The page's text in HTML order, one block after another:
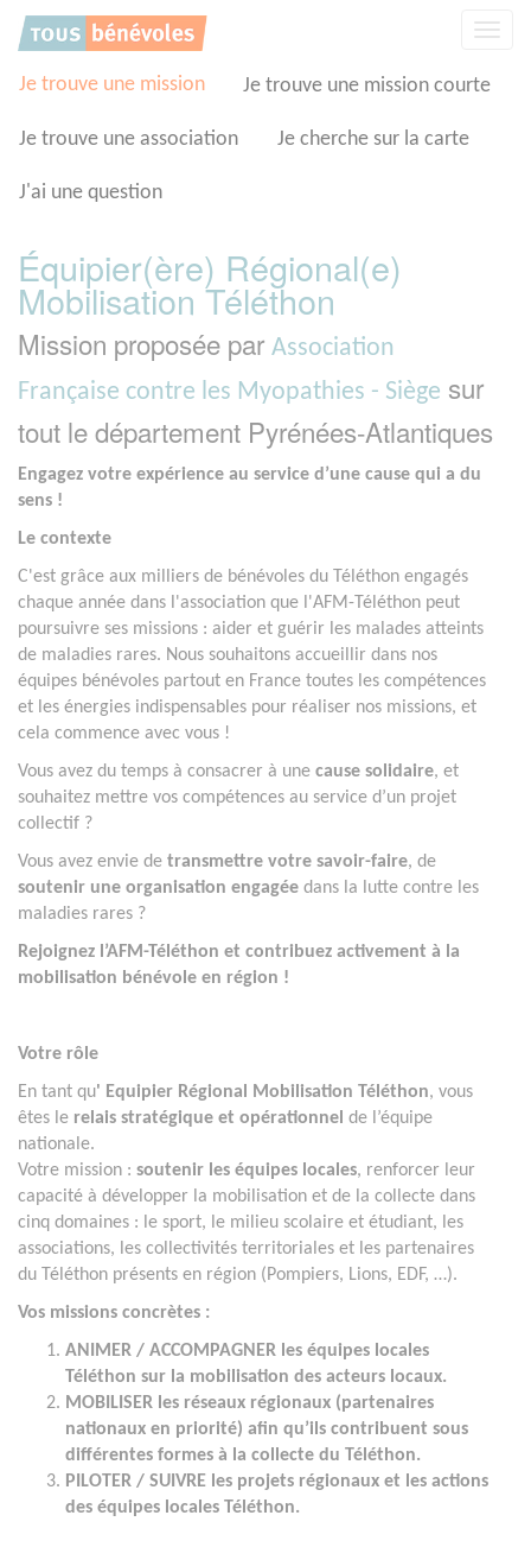
Je trouve une mission Je trouve une mission courte
Je trouve une association Je cherche sur la carte
J'ai une question
Équipier(ère) Régional(e)
Mobilisation Téléthon
Mission proposée par Association
Française contre les Myopathies - Siège sur
tout le département Pyrénées-Atlantiques
Engagez votre expérience au service d’une cause qui a du
sens !
Le contexte
C'est grâce aux milliers de bénévoles du Téléthon engagés
chaque année dans l'association que l'AFM-Téléthon peut
poursuivre ses missions : aider et guérir les malades atteints
de maladies rares. Nous souhaitons accueillir dans nos
équipes bénévoles partout en France toutes les compétences
et les énergies indispensables pour réaliser nos missions, et
cela commence avec vous !
Vous avez du temps à consacrer à une cause solidaire, et
souhaitez mettre vos compétences au service d’un projet
collectif ?
Vous avez envie de transmettre votre savoir-faire, de
soutenir une organisation engagée dans la lutte contre les
maladies rares ?
Rejoignez l’AFM-Téléthon et contribuez activement à la
mobilisation bénévole en région !
Votre rôle
En tant qu' Equipier Régional Mobilisation Téléthon, vous
êtes le relais stratégique et opérationnel de l’équipe
nationale.
Votre mission : soutenir les équipes locales, renforcer leur
capacité à développer la mobilisation et de la collecte dans
cinq domaines : le sport, le milieu scolaire et étudiant, les
associations, les collectivités territoriales et les partenaires
du Téléthon présents en région (Pompiers, Lions, EDF, …).
Vos missions concrètes :
ANIMER / ACCOMPAGNER les équipes locales
Téléthon sur la mobilisation des acteurs locaux.
MOBILISER les réseaux régionaux (partenaires
nationaux en priorité) afin qu’ils contribuent sous
différentes formes à la collecte du Téléthon.
PILOTER / SUIVRE les projets régionaux et les actions
des équipes locales Téléthon.
Panneau de gestion des cookies